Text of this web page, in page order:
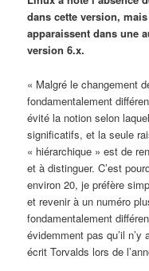
dans cette version,
apparaissent dans une
version 6.x.
« Malgré le changement
fondamentalement
évité la notion selon
significatifs, et la seule
« hiérarchique » est de
et à distinguer. C’est
environ 20, je préfère
et revenir à un numéro
fondamentalement
évidemment pas qu’il
écrit Torvalds lors de